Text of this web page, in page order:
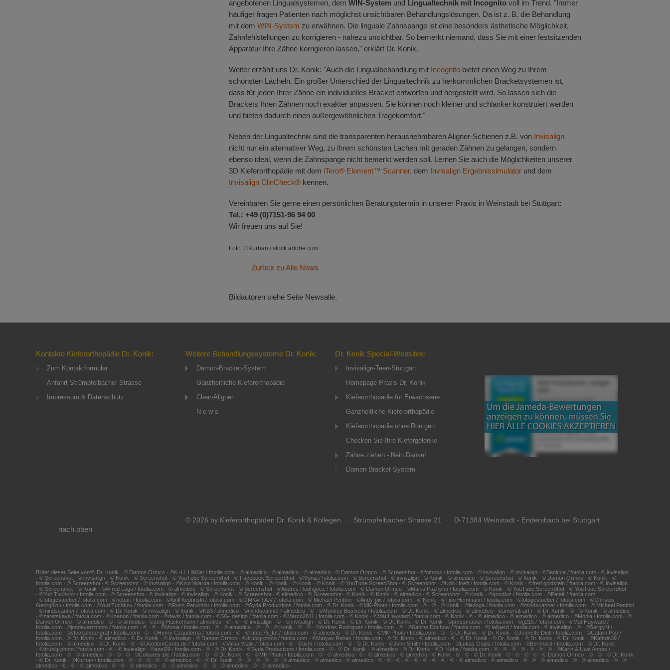
angebotenen Lingualsystemen, dem WIN-System und Lingualtechnik mit Incognito voll im Trend. "Immer
häufiger fragen Patienten nach möglichst unsichtbaren Behandlungslösungen. Da ist z. B. die Behandlung
mit dem WIN-System zu erwähnen. Die linguale Zahnspange ist eine besonders ästhetische Möglichkeit,
Zahnfehlstellungen zu korrigieren - nahezu unsichtbar. So bemerkt niemand, dass Sie mit einer festsitzenden
Apparatur Ihre Zähne korrigieren lassen," erklärt Dr. Konik.
Weiter erzählt uns Dr. Konik: "Auch die Lingualbehandlung mit Incognito bietet einen Weg zu Ihrem
schönsten Lächeln. Ein großer Unterschied der Lingualtechnik zu herkömmlichen Bracketsystemen ist,
dass für jeden Ihrer Zähne ein individuelles Bracket entworfen und hergestellt wird. So lassen sich die
Brackets Ihren Zähnen noch exakter anpassen. Sie können noch kleiner und schlanker konstruiert werden
und bieten dadurch einen außergewöhnlichen Tragekomfort."
Neben der Lingualtechnik sind die transparenten herausnehmbaren Aligner-Schienen z.B. von Invisalign
nicht nur ein alternativer Weg, zu ihrem schönsten Lachen mit geraden Zähnen zu gelangen, sondern
ebenso ideal, wenn die Zahnspange nicht bemerkt werden soll. Lernen Sie auch die Möglichkeiten unserer
3D Kieferorthopädie mit dem iTero® Element™ Scanner, dem Invisalign Ergebnissimulator und dem
Invisalign ClinCheck® kennen.
Vereinbaren Sie gerne einen persönlichen Beratungstermin in unserer Praxis in Weinstadt bei Stuttgart:
Tel.: +49 (0)7151-96 94 00
Wir freuen uns auf Sie!
Foto: ©Kurhan / stock.adobe.com
Zurück zu Alle News
Bildautoren siehe Seite Newsalle.
Kontakte Kieferorthopädie Dr. Konik:
Zum Kontaktformular
Anfahrt Strümpfelbacher Strasse
Impressum & Datenschutz
Weitere Behandlungssysteme Dr. Konik:
Damon-Bracket-System
Ganzheitliche Kieferorthopädie
Clear-Aligner
N e w s
Dr. Konik Special-Websites:
Invisalign-Teen-Stuttgart
Homepage Praxis Dr. Konik
Kieferorthopädie für Erwachsene
Ganzheitliche Kieferorthopädie
Kieferorthopädie ohne Röntgen
Checken Sie Ihre Kiefergelenke
Zähne ziehen - Nein Danke!
Damon-Bracket-System
nach oben
© 2026 by Kieferorthopäden Dr. Konik & Kollegen · Strümpfelbacher Strasse 21 · D-71384 Weinstadt - Endersbach bei Stuttgart
Bilder dieser Seite von:© Dr. Konik · © Damon Ormco · ©K.-U. Häßler / fotolia.com · © almedico · © almedico · © almedico · © Damon Ormco · © Screenshot · ©fothoss / fotolia.com · © invisalign · © invisalign · ©Benicce / fotolia.com · © invisalign
· © Screenshot · © invisalign · © Konik · © Screenshot · © YouTube ScreenShot · © Facebook ScreenShot · ©Monia / fotolia.com · © Screenshot · © invisalign · © Konik · © almedico · © Screenshot · © Konik · © Damon Ormco · © Konik · ©
fotolia.com · © Screenshot · © Screenshot · © invisalign · ©Knut Wiarda / fotolia.com · © Konik · © Konik · © Konik · © Konik · © YouTube ScreenShot · © Screenshot · ©Udo Hoeft / fotolia.com · © Konik · ©fred goldstein / fotolia.com · © invisalign
· © Screenshot · © Konik · ©Alfred Luga / fotolia.com · © almedico · © Screenshot · © Screenshot · ©Andres Rodriguez / fotolia.com · © Damon Ormco · ©Mariia Pazhyna / fotolia.com · © Konik · © YouTube ScreenShot · © YouTube ScreenShot
· ©Yuri Tuchkov / fotolia.com · © Screenshot · © invisalign · © invisalign · © Konik · © Screenshot · © almedico · © Screenshot · © Konik · © Konik · © almedico · © Screenshot · © Konik · ©goodluz / fotolia.com · ©Petair / fotolia.com
· ©fotogestoeber / fotolia.com · ©nebari / fotolia.com · ©Kirill Kedrinski / fotolia.com · ©OMKAR A.V / fotolia.com · © Michael Penthin · ©Andy-pix / fotolia.com · © Konik · ©Tino Hemmann / fotolia.com · ©fotogestoeber / fotolia.com · ©Christos
Georghiou / fotolia.com · ©Yuri Tuchkov / fotolia.com · ©Ross Petukhov / fotolia.com · ©Syda Productions / fotolia.com · © Dr. Konik · ©MK-Photo / fotolia.com · © · © · © Konik · ©ladoga / fotolia.com · ©mindscanner / fotolia.com · © Michael Penthin
· ©mindscanner / fotolia.com · © Dr. Konik · © invisalign · © Konik · ©KB3 / almedico · ©mindscanner / almedico · © · ©Monkey Business / fotolia.com · © Dr. Konik · © almedico · © almedico · ©amorfati.art / · © Dr. Konik · © · © Konik · © almedico
· ©zaretskaya / fotolia.com · ©Kzenon / fotolia.com · ©davis / fotolia.com · ©SG- design / fotolia.com · ©Marco2811 / fotolia.com · © Konik · ©Mat Hayward / fotolia.com · © Konik · © · © almedico · © almedico · © almedico · ©Monia / fotolia.com · ©
Damon Ormco · © almedico · © · © almedico · ©Jörg Hackemann / almedico · © · © · © invisalign · © · © invisalign · © Dr. Konik · © Dr. Konik · © Dr. Konik · © Dr. Konik · ©pressmaster / fotolia.com · ©g215 / fotolia.com · ©Mat Hayward /
fotolia.com · ©jondavatzphoto / fotolia.com · © · © · ©Monia / fotolia.com · © · © almedico · © · © · © Konik · © · © · ©Andres Rodriguez / fotolia.com · © · ©Sabine Dochow / fotolia.com · ©Hallgerd / fotolia.com · © invisalign · © · ©SergiyN /
fotolia.com · ©stockphoto-graf / fotolia.com · © · ©Henry Czauderna / fotolia.com · © · ©rabbit75_fot / fotolia.com · © almedico · © Dr. Konik · ©MK-Photo / fotolia.com · © · © Dr. Konik · © Dr. Konik · ©Jeanette Dietl / fotolia.com · ©Catalin Pop /
fotolia.com · © Dr. Konik · © almedico · © Dr. Konik · © invisalign · © Damon Ormco · ©drubig-photo / fotolia.com · ©Matyas Rehak / fotolia.com · © Dr. Konik · © almedico · © · © Dr. Konik · © Dr. Konik · © Dr. Konik · © Dr. Konik · ©Kathrin39 /
fotolia.com · © almedico · © Dr. Konik · © · ©UsedomCards.de / fotolia.com · ©Valua Vitaly / fotolia.com · © · ©tichr / fotolia.com · © · © Dr. Konik · ©John Smith / fotolia.com · ©Lukas Gojda / fotolia.com · ©Bernhard / fotolia.com · © Dr. Konik
· ©drubig-photo / fotolia.com · © · © invisalign · ©ansi29 / fotolia.com · © · © Dr. Konik · ©Syda Productions / fotolia.com · © · © Dr. Konik · © almedico · © Dr. Konik · ©D. Kohn / fotolia.com · © · © · © · © · © · © · © · ©Karin & Uwe Annas /
fotolia.com · © · © almedico · © · © · © · ©Coloures-pic / fotolia.com · © · © Dr. Konik · © · ©MK-Photo / fotolia.com · © · © almedico · © · © almedico · © almedico · © Konik · © · © · © Dr. Konik · © · © · © · © · © Damon Ormco · © · © · © Dr. Konik
· © Dr. Konik · ©Kurhan / fotolia.com · © · © · © · © · © almedico · © · © Dr. Konik · © · © · © · © · © · © almedico · © almedico · © almedico · © · © · © · © · © · © · © · © · © · © almedico · © almedico · © · © · © almedico · © · © almedico · © · ©
almedico · © · © · © almedico · © · © · © almedico · © · © almedico · © · © · © almedico · © · © almedico ·